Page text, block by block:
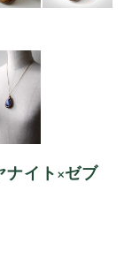
ナイト×ゼブ